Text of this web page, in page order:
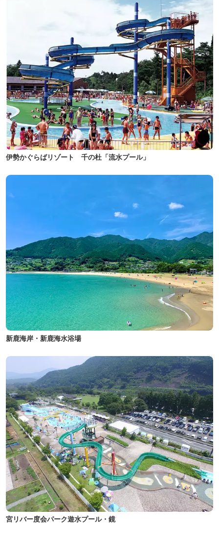
伊勢かぐらばリゾート 千の杜「流水プール」
新鹿海岸・新鹿海水浴場
宮リバー度会パーク遊水プール・鏡